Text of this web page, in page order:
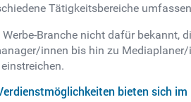
Tätigkeitsbereiche
Branche nicht dafür bekannt,
innen bis hin zu
bieten sich im